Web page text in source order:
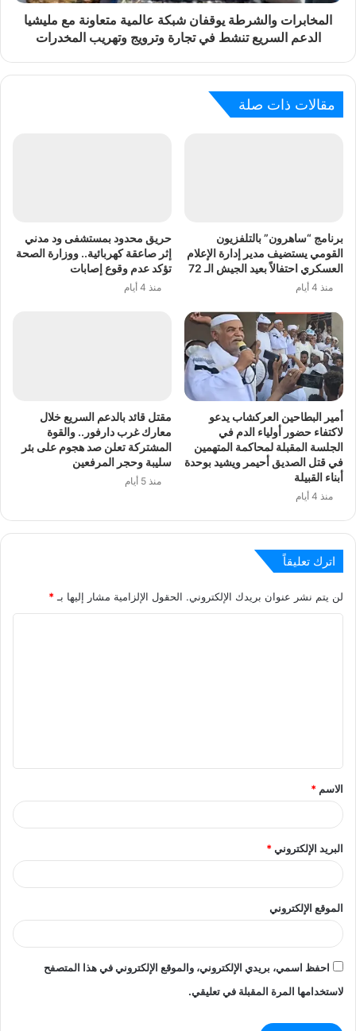
المخابرات والشرطة يوقفان شبكة عالمية متعاونة مع مليشيا
الدعم السريع تنشط في تجارة وترويج وتهريب المخدرات
مقالات ذات صلة
برنامج “ساهرون” بالتلفزيون
القومي يستضيف مدير إدارة الإعلام
العسكري احتفالاً بعيد الجيش الـ 72
منذ 4 أيام
حريق محدود بمستشفى ود مدني
إثر صاعقة كهربائية.. ووزارة الصحة
تؤكد عدم وقوع إصابات
منذ 4 أيام
أمير البطاحين العركشاب يدعو
لاكتفاء حضور أولياء الدم في
الجلسة المقبلة لمحاكمة المتهمين
في قتل الصديق أحيمر ويشيد بوحدة
أبناء القبيلة
منذ 4 أيام
مقتل قائد بالدعم السريع خلال
معارك غرب دارفور.. والقوة
المشتركة تعلن صد هجوم على بئر
سليبة وحجر المرفعين
منذ 5 أيام
اترك تعليقاً
لن يتم نشر عنوان بريدك الإلكتروني. الحقول الإلزامية مشار إليها بـ*
ق
*
الاسم *
البريد الإلكتروني*
الموقع الإلكتروني
احفظ اسمي، بريدي الإلكتروني، والموقع الإلكتروني في هذا المتصفح
لاستخدامها المرة المقبلة في تعليقي.